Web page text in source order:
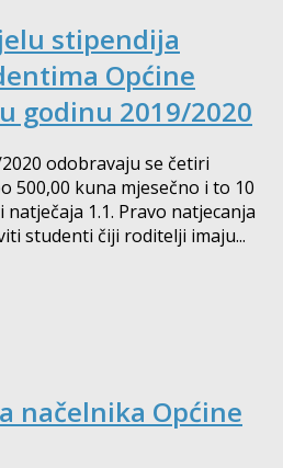
stipendija
Općine
godinu 2019/2020
odobravaju se četiri
500,00 kuna mjesečno i to 10
natječaja 1.1. Pravo natjecanja
studenti čiji roditelji imaju...
načelnika Općine